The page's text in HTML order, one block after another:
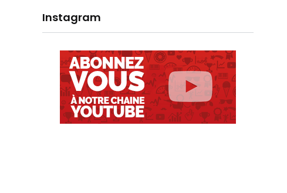
Instagram